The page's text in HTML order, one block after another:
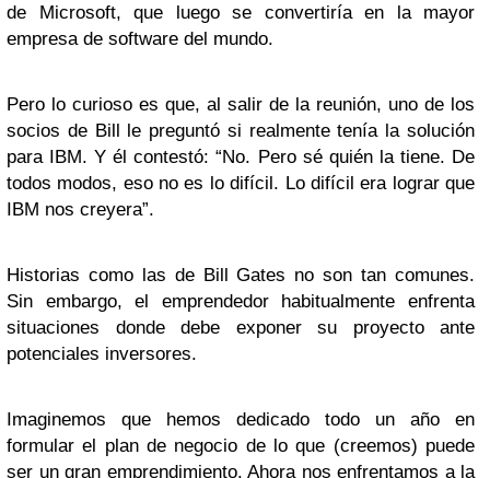
de Microsoft, que luego se convertiría en la mayor
empresa de software del mundo.
Pero lo curioso es que, al salir de la reunión, uno de los
socios de Bill le preguntó si realmente tenía la solución
para IBM. Y él contestó: “No. Pero sé quién la tiene. De
todos modos, eso no es lo difícil. Lo difícil era lograr que
IBM nos creyera”.
Historias como las de Bill Gates no son tan comunes.
Sin embargo, el emprendedor habitualmente enfrenta
situaciones donde debe exponer su proyecto ante
potenciales inversores.
Imaginemos que hemos dedicado todo un año en
formular el plan de negocio de lo que (creemos) puede
ser un gran emprendimiento. Ahora nos enfrentamos a la